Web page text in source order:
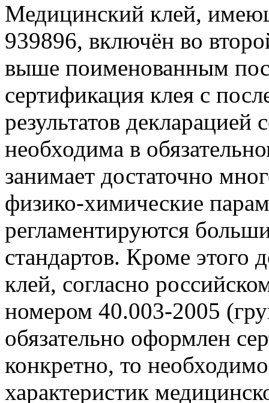
Медицинский клей,
939896, включён во
выше поименованным
сертификация клея с
результатов декларацией
необходима в
занимает достаточно
физико-химические
регламентируются
стандартов. Кроме этого
клей, согласно
номером 40.003-2005
обязательно оформлен
конкретно, то
характеристик